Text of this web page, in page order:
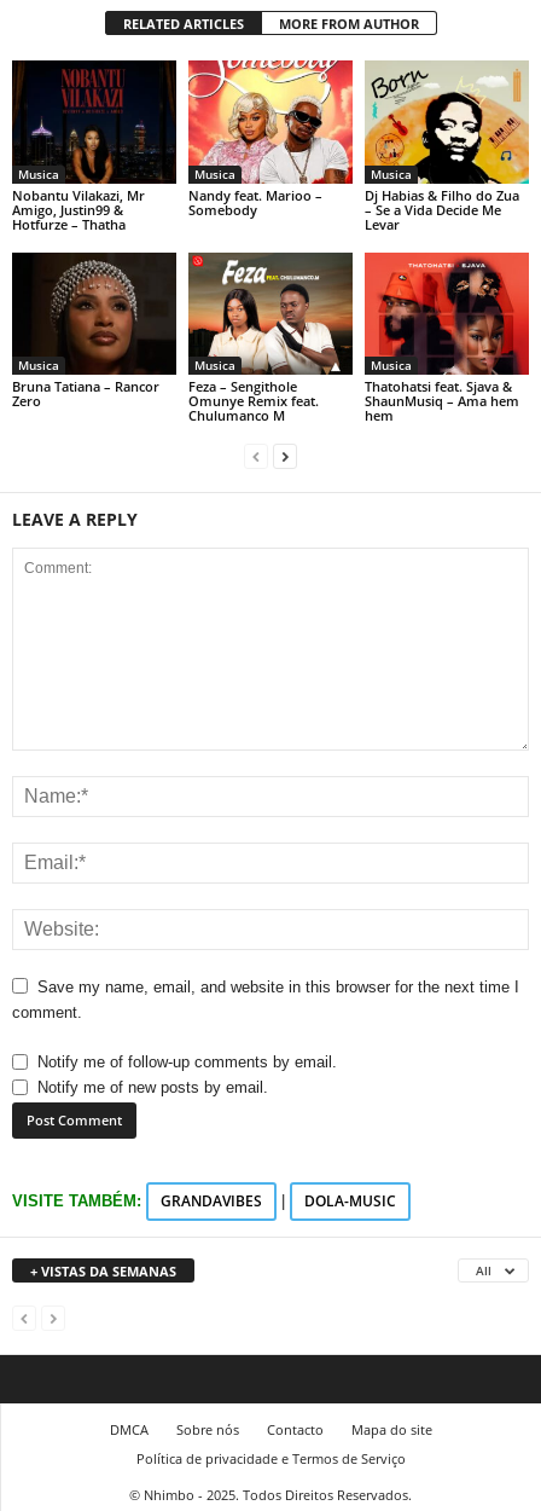
RELATED ARTICLES MORE FROM AUTHOR
Musica
Nobantu Vilakazi, Mr
Amigo, Justin99 &
Hotfurze – Thatha
Musica
Nandy feat. Marioo –
Somebody
Musica
Dj Habias & Filho do Zua
– Se a Vida Decide Me
Levar
Musica
Bruna Tatiana – Rancor
Zero
Musica
Feza – Sengithole
Omunye Remix feat.
Chulumanco M
Musica
Thatohatsi feat. Sjava &
ShaunMusiq – Ama hem
hem
LEAVE A REPLY
Save my name, email, and website in this browser for the next time I
comment.
Notify me of follow-up comments by email.
Notify me of new posts by email.
VISITE TAMBÉM: GRANDAVIBES DOLA-MUSIC
+ VISTAS DA SEMANAS All
DMCA Sobre nós Contacto
Mapa do site
Política de privacidade e Termos de Serviço
© Nhimbo - 2025. Todos Direitos Reservados.